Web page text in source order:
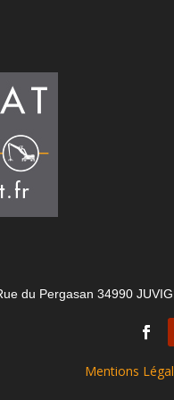
du Pergasan 34990
Mentions